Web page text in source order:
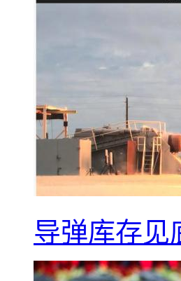
导弹库存见